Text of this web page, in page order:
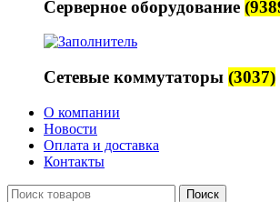
Серверное оборудование
Сетевые коммутаторы (3037)
О компании
Новости
Оплата и доставка
Контакты
Поиск